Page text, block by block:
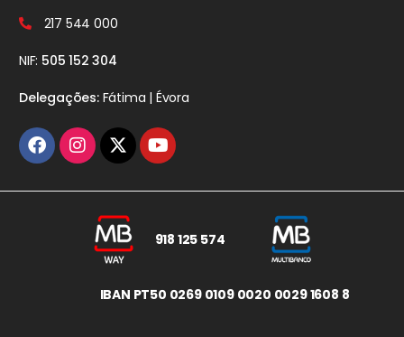
217 544 000
NIF: 505 152 304
Delegações:Fátima | Évora
918 125 574
IBAN PT50 0269 0109 0020 0029 1608 8